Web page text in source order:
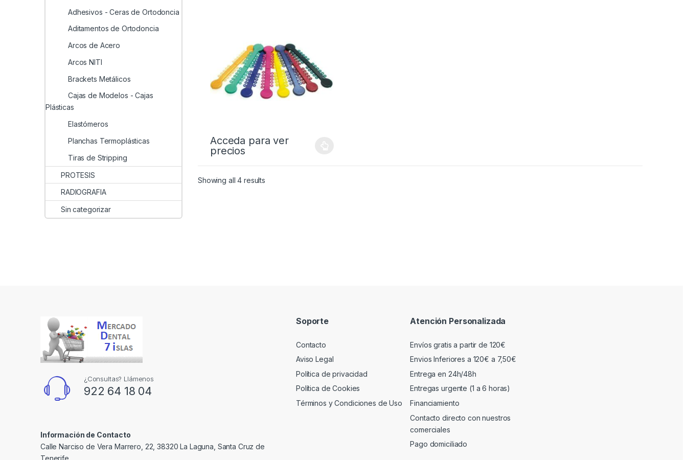
Acceda para ver
precios
Showing all 4 results
Adhesivos - Ceras de Ortodoncia
Aditamentos de Ortodoncia
Arcos de Acero
Arcos NITI
Brackets Metálicos
Cajas de Modelos - Cajas
Plásticas
Elastómeros
Planchas Termoplásticas
Tiras de Stripping
PROTESIS
RADIOGRAFIA
Sin categorizar
¿Consultas? Llámenos
922 64 18 04
Información de Contacto
Calle Narciso de Vera Marrero, 22, 38320 La Laguna, Santa Cruz de
Tenerife
Soporte
Contacto
Aviso Legal
Política de privacidad
Política de Cookies
Términos y Condiciones de Uso
Atención Personalizada
Envíos gratis a partir de 120€
Envios Inferiores a 120€ a 7,50€
Entrega en 24h/48h
Entregas urgente (1 a 6 horas)
Financiamiento
Contacto directo con nuestros
comerciales
Pago domiciliado